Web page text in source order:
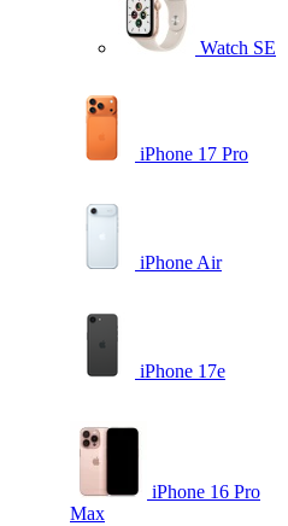
Watch SE
iPhone 17 Pro
iPhone Air
iPhone 17e
iPhone 16 Pro
Max